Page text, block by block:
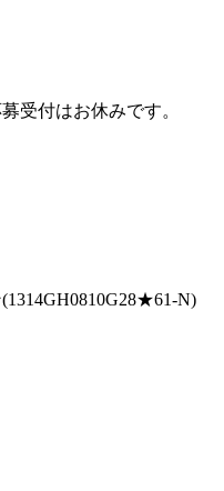
受付はお休みです。
N)